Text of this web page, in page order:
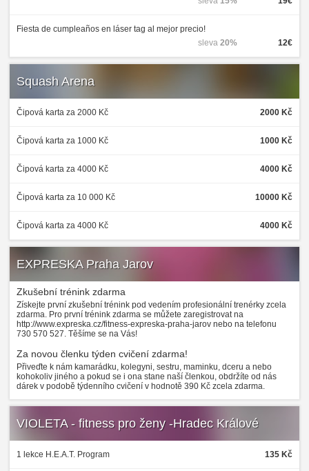
Fiesta de cumpleaños en láser tag al mejor precio!
12€
sleva 20%
Squash Arena
Čipová karta za 2000 Kč 2000 Kč
Čipová karta za 1000 Kč 1000 Kč
Čipová karta za 4000 Kč 4000 Kč
Čipová karta za 10 000 Kč 10000 Kč
Čipová karta za 4000 Kč 4000 Kč
EXPRESKA Praha Jarov
Zkušební trénink zdarma
Získejte první zkušební trénink pod vedením profesionální trenérky zcela
zdarma. Pro první trénink zdarma se můžete zaregistrovat na
http://www.expreska.cz/fitness-expreska-praha-jarov nebo na telefonu
730 570 527. Těšíme se na Vás!
Za novou členku týden cvičení zdarma!
Přiveďte k nám kamarádku, kolegyni, sestru, maminku, dceru a nebo
kohokoliv jiného a pokud se i ona stane naší členkou, obdržíte od nás
dárek v podobě týdenního cvičení v hodnotě 390 Kč zcela zdarma.
VIOLETA - fitness pro ženy -Hradec Králové
1 lekce H.E.A.T. Program 135 Kč